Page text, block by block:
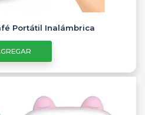
Portátil Inalámbrica